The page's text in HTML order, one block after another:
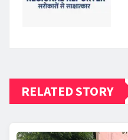
RELATED STORY